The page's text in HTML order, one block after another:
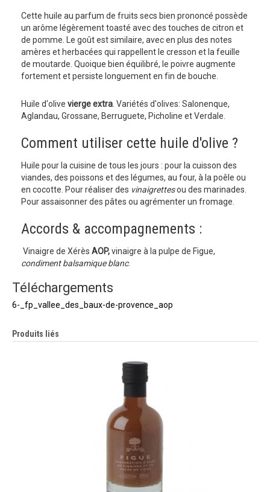
Cette huile au parfum de fruits secs bien prononcé possède
un arôme légèrement toasté avec des touches de citron et
de pomme. Le goût est similaire, avec en plus des notes
amères et herbacées qui rappellent le cresson et la feuille
de moutarde. Quoique bien équilibré, le poivre augmente
fortement et persiste longuement en fin de bouche.
Huile d'olive vierge extra . Variétés d'olives: Salonenque,
Aglandau, Grossane, Berruguete, Picholine et Verdale.
Comment utiliser cette huile d'olive ?
Huile pour la cuisine de tous les jours : pour la cuisson des
viandes, des poissons et des légumes, au four, à la poêle ou
en cocotte. Pour réaliser des vinaigrettesou des marinades.
Pour assaisonner des pâtes ou agrémenter un fromage.
Accords & accompagnements :
Vinaigre de Xérès AOP,vinaigre à la pulpe de Figue,
condiment balsamique blanc.
Téléchargements
6-_fp_vallee_des_baux-de-provence_aop
Produits liés